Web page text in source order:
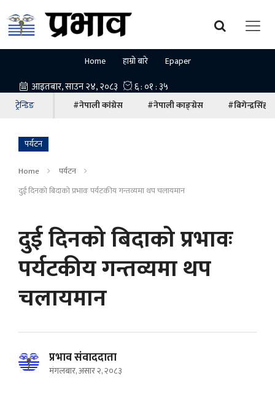
Home हाम्रो बारे Epaper
ट्रेन्डिङ #नेपाली कांग्रेस #नेपाली काङ्ग्रेस #बिगेन्द्रसिंह
पर्यटन
Home
पर्यटन
दुई दिनको बिदाको प्रभावः पर्यटकीय गन्तव्यमा थप चलायमान
दुई दिनको बिदाको प्रभावः
पर्यटकीय गन्तव्यमा थप
चलायमान
प्रभाव संवाददाता
मंगलबार, असार २, २०८३